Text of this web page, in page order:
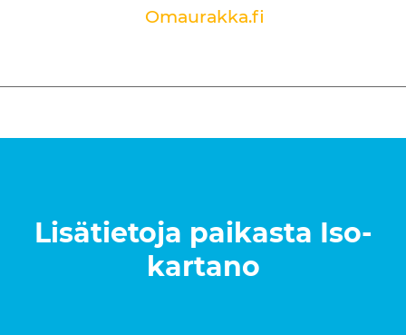
Omaurakka.fi
Lisätietoja paikasta Iso-
kartano